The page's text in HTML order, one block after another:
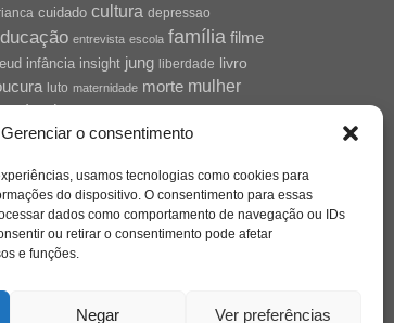
Gerenciar o consentimento
usamos tecnologias como cookies para
do dispositivo. O consentimento para essas
dados como comportamento de navegação ou IDs
ou retirar o consentimento pode afetar
e funções.
Negar Ver preferências
cuidado cultura depressao
entrevista escola família filme
infância insight jung liberdade livro
luto maternidade morte mulher
psicologia
saúde mental
sociedade SUS